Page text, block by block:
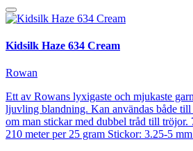
Kidsilk Haze 634 Cream
Rowan
Ett av Rowans lyxigaste och mjukaste
ljuvling blandning. Kan användas både till
om man stickar med dubbel tråd till tröjor.
210 meter per 25 gram Stickor: 3.25-5